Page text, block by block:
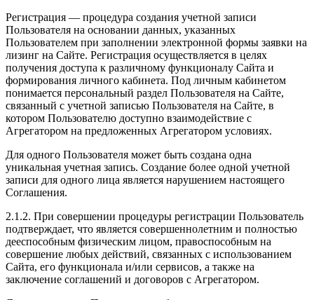
Регистрация — процедура создания учетной записи
Пользователя на основании данных, указанных
Пользователем при заполнении электронной формы заявки на
лизинг на Сайте. Регистрация осуществляется в целях
получения доступа к различному функционалу Сайта и
формирования личного кабинета. Под личным кабинетом
понимается персональный раздел Пользователя на Сайте,
связанный с учетной записью Пользователя на Сайте, в
котором Пользователю доступно взаимодействие с
Агрегатором на предложенных Агрегатором условиях.
Для одного Пользователя может быть создана одна
уникальная учетная запись. Создание более одной учетной
записи для одного лица является нарушением настоящего
Соглашения.
2.1.2. При совершении процедуры регистрации Пользователь
подтверждает, что является совершеннолетним и полностью
дееспособным физическим лицом, правоспособным на
совершение любых действий, связанных с использованием
Сайта, его функционала и/или сервисов, а также на
заключение соглашений и договоров с Агрегатором.